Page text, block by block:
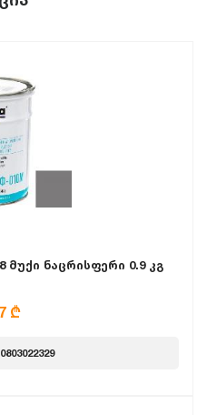
მუქი ნაცრისფერი 0.9 კგ
₾